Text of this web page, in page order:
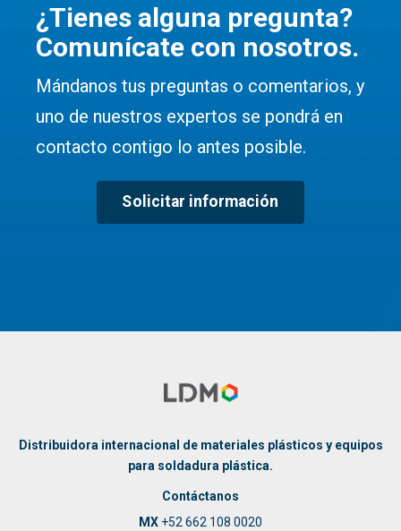
¿Tienes alguna pregunta?
Comunícate con nosotros.
Mándanos tus preguntas o comentarios, y
uno de nuestros expertos se pondrá en
contacto contigo lo antes posible.
Solicitar información
Distribuidora internacional de materiales plásticos y equipos
para soldadura plástica.
Contáctanos
MX +52 662 108 0020